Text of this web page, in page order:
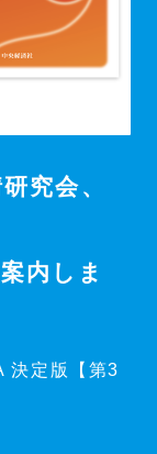
究会、
内しま
決定版【第3